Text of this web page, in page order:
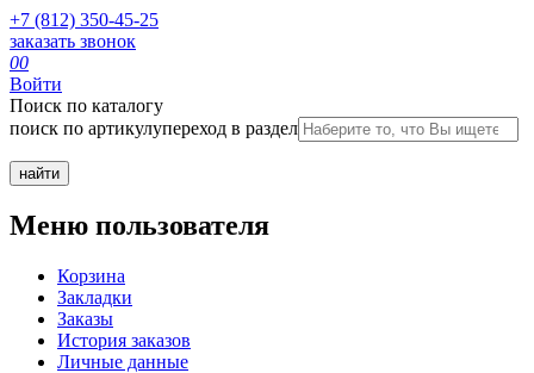
+7 (812) 350-45-25
заказать звонок
00
Войти
Поиск по каталогу
поиск по артикулупереход в раздел
Меню пользователя
Корзина
Закладки
Заказы
История заказов
Личные данные